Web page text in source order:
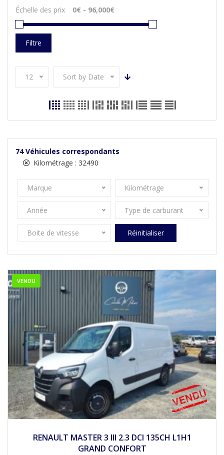
Échelle des prix
Filtre
12 Sort by Date
74 Véhicules correspondants
Kilométrage : 32490
Marque Kilométrage
Année Type de carburant
Boite de vitesse Réinitialiser
VENDU
RENAULT MASTER 3 III 2.3 DCI 135CH L1H1
GRAND CONFORT